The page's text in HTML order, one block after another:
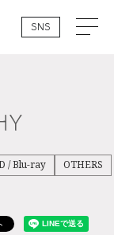
SNS
/ Blu-ray OTHERS